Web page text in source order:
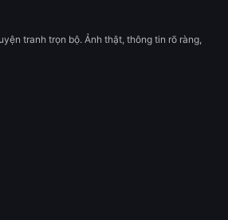
tranh trọn bộ. Ảnh thật, thông tin rõ ràng,